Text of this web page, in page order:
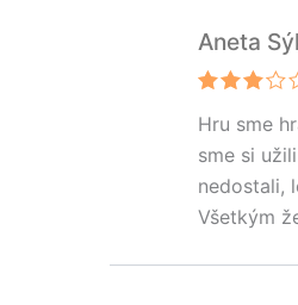
tenie3
Aneta
Hru sme
sme si
nedostali,
Všetkým